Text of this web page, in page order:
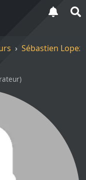
Sébastien Lopez
)